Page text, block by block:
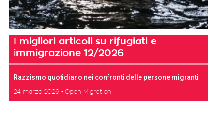
I migliori articoli su rifugiati e
immigrazione 12/2026
Razzismo quotidiano nei confronti delle persone migranti
24 marzo 2026 Open Migration